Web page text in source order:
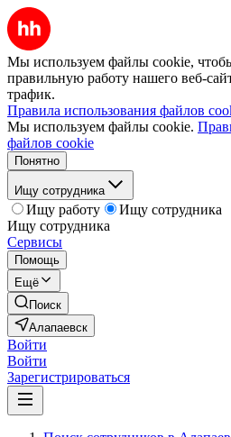
Мы используем файлы cookie,
правильную работу нашего веб-
трафик.
Правила использования файлов
Мы используем файлы cookie.
файлов cookie
Понятно
Ищу сотрудника
Ищу работу
Ищу сотрудника
Ищу сотрудника
Сервисы
Помощь
Ещё
Поиск
Алапаевск
Войти
Войти
Зарегистрироваться